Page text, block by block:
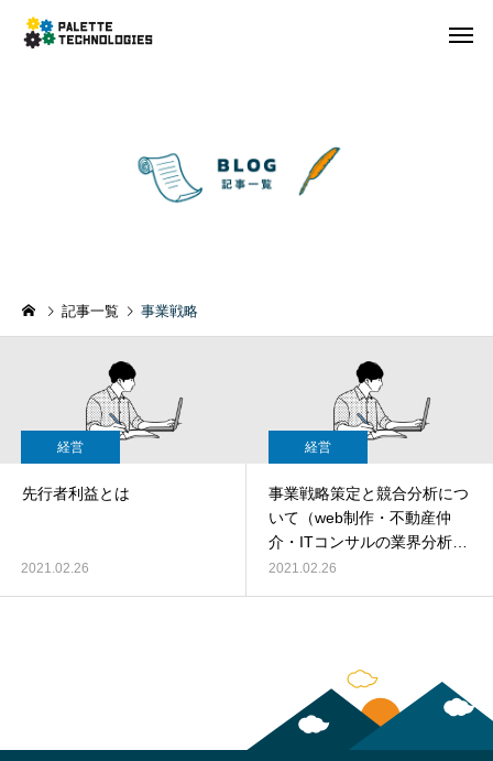
記事一覧 事業戦略
経営
先行者利益とは
2021.02.26
経営
事業戦略策定と競合分析につ
いて（web制作・不動産仲
介・ITコンサルの業界分析あ
り）
2021.02.26